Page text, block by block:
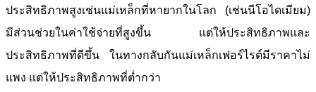
ประสิทธิภาพสูงเช่นแม่เหล็กที่หายากในโลก (เช่นนีโอไดเมียม)
มีส่วนช่วยในค่าใช้จ่ายที่สูงขึ้น แต่ให้ประสิทธิภาพและ
ประสิทธิภาพที่ดีขึ้น ในทางกลับกันแม่เหล็กเฟอร์ไรต์มีราคาไม่
แพง แต่ให้ประสิทธิภาพที่ต่ำกว่า